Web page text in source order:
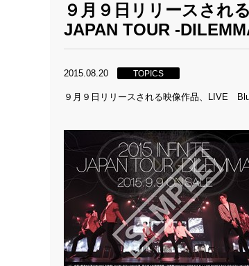
９月９日リリースされ
JAPAN TOUR -
2015.08.20 TOPICS
９月９日リリースされる映像作品、LIVE